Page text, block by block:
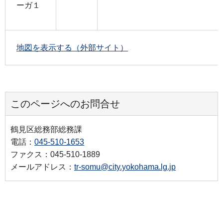
ーガ１
地図を表示する（外部サイト）
このページへのお問合せ
鶴見区総務部総務課
電話： 045-510-1653
ファクス：045-510-1889
メールアドレス： tr-somu@city.yokohama.lg.jp